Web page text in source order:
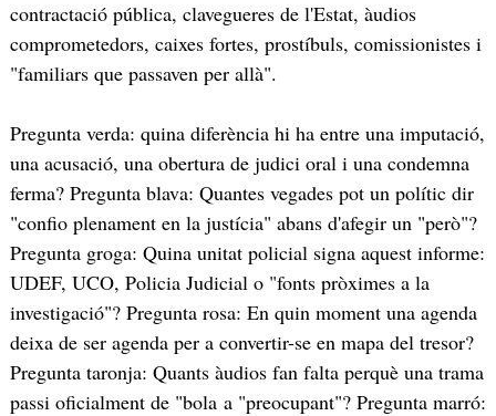
contractació pública, clavegueres de l'Estat, àudios
comprometedors, caixes fortes, prostíbuls, comissionistes i
"familiars que passaven per allà".
Pregunta verda: quina diferència hi ha entre una imputació,
una acusació, una obertura de judici oral i una condemna
ferma? Pregunta blava: Quantes vegades pot un polític dir
"confio plenament en la justícia" abans d'afegir un "però"?
Pregunta groga: Quina unitat policial signa aquest informe:
UDEF, UCO, Policia Judicial o "fonts pròximes a la
investigació"? Pregunta rosa: En quin moment una agenda
deixa de ser agenda per a convertir-se en mapa del tresor?
Pregunta taronja: Quants àudios fan falta perquè una trama
passi oficialment de "bola a "preocupant"? Pregunta marró: